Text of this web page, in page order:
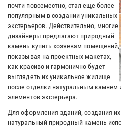
почти повсеместно, стал еще более
популярным в создании уникальных
экстерьеров. Действительно, многие
дизайнеры предлагают природный
камень купить хозяевам помещений,
показывая на проектных макетах,
как красиво и гармонично будет
выглядеть их уникальное жилище
после отделки натуральным камнем
элементов экстерьера.
Для оформления зданий, создания их
натуральный природный камень